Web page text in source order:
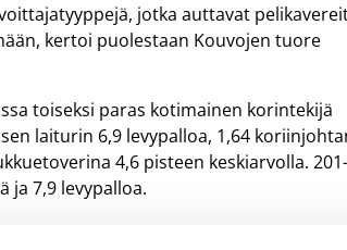
jotka auttavat
kertoi puolestaan Kouvojen tuore
toiseksi paras kotimainen korintekijä
laiturin 6,9 levypalloa, 1,64
4,6 pisteen keskiarvolla. 201-
ja 7,9 levypalloa.